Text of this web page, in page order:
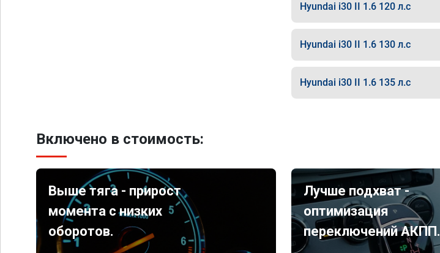
Hyundai i30 II 1.6 120 л.с
Hyundai i30 II 1.6 130 л.с
Hyundai i30 II 1.6 135 л.с
Включено в стоимость:
Выше тяга - прирост
момента с низких
оборотов.
Лучше подхват -
оптимизация
переключений АКПП.